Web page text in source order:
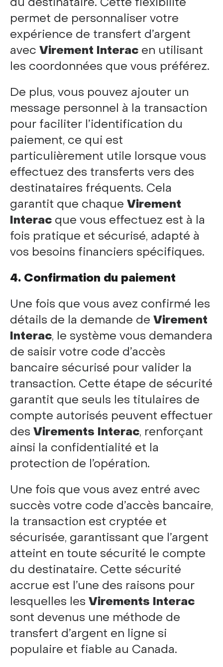
permet de personnaliser votre
expérience de transfert d’argent
avec Virement Interac en utilisant
les coordonnées que vous préférez.
De plus, vous pouvez ajouter un
message personnel à la transaction
pour faciliter l’identification du
paiement, ce qui est
particulièrement utile lorsque vous
effectuez des transferts vers des
destinataires fréquents. Cela
garantit que chaque Virement
Interac que vous effectuez est à la
fois pratique et sécurisé, adapté à
vos besoins financiers spécifiques.
4. Confirmation du paiement
Une fois que vous avez confirmé les
détails de la demande de Virement
Interac, le système vous demandera
de saisir votre code d’accès
bancaire sécurisé pour valider la
transaction. Cette étape de sécurité
garantit que seuls les titulaires de
compte autorisés peuvent effectuer
des Virements Interac, renforçant
ainsi la confidentialité et la
protection de l’opération.
Une fois que vous avez entré avec
succès votre code d’accès bancaire,
la transaction est cryptée et
sécurisée, garantissant que l’argent
atteint en toute sécurité le compte
du destinataire. Cette sécurité
accrue est l’une des raisons pour
lesquelles les Virements Interac
sont devenus une méthode de
transfert d’argent en ligne si
populaire et fiable au Canada.